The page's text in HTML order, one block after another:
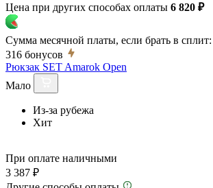
Цена при других способах оплаты 6 820 ₽
Сумма месячной платы, если брать в сплит:
316 бонусов
Рюкзак SET Amarok Open
Мало
Из-за рубежа
Хит
При оплате наличными
3 387 ₽